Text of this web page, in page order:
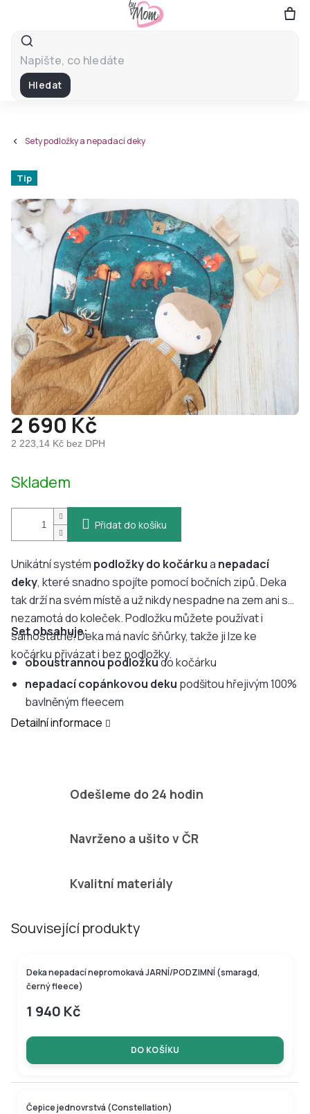
obsah
Hledat
Sety podložky a nepadací deky
Tip
2 690 Kč
2 223,14 Kč bez DPH
cena:
Skladem
Přidat do košíku
Unikátní systém podložky do kočárkua nepadací
deky, které snadno spojíte pomocí bočních zipů. Deka
tak drží na svém místě a už nikdy nespadne na zem ani se
nezamotá do koleček. Podložku můžete používat i
samostatně. Deka má navíc šňůrky, takže ji lze ke
kočárku přivázat i bez podložky.
Set obsahuje:
oboustrannou podložkudo kočárku
nepadací copánkovou deku podšitou hřejivým 100%
bavlněným fleecem
Detailní informace
Odešleme do 24 hodin
Navrženo a ušito v ČR
Kvalitní materiály
Související produkty
Deka nepadací nepromokavá JARNÍ/PODZIMNÍ (smaragd,
černý fleece)
1 940 Kč
DO KOŠÍKU
Čepice jednovrstvá (Constellation)